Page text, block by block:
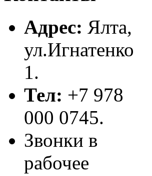
Адрес: Ялта,
ул.Игнатенко
1.
Тел: +7 978
000 0745.
Звонки в
рабочее